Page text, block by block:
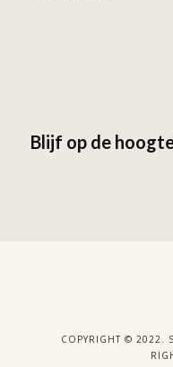
Blijf op de
COPYRIGHT © 2022.